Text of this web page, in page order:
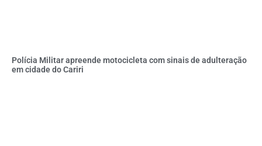
Polícia Militar apreende motocicleta com sinais de adulteração
em cidade do Cariri